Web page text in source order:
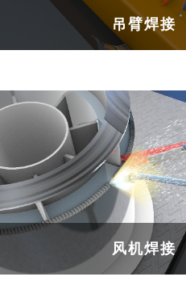
吊臂焊接
风机焊接